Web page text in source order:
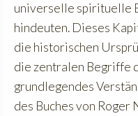
universelle spirituelle
hindeuten. Dieses
die historischen
die zentralen Begriffe
grundlegendes
des Buches von Roger